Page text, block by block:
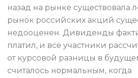
назад на рынке существовала
рынок российских акций
недооценен. Дивиденды
платил, и все участники
от курсовой разницы в
считалось нормальным, когда